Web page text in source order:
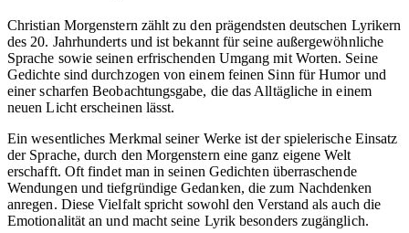
Christian Morgenstern zählt zu den prägendsten deutschen Lyrikern
des 20. Jahrhunderts und ist bekannt für seine außergewöhnliche
Sprache sowie seinen erfrischenden Umgang mit Worten. Seine
Gedichte sind durchzogen von einem feinen Sinn für Humor und
einer scharfen Beobachtungsgabe, die das Alltägliche in einem
neuen Licht erscheinen lässt.
Ein wesentliches Merkmal seiner Werke ist der spielerische Einsatz
der Sprache, durch den Morgenstern eine ganz eigene Welt
erschafft. Oft findet man in seinen Gedichten überraschende
Wendungen und tiefgründige Gedanken, die zum Nachdenken
anregen. Diese Vielfalt spricht sowohl den Verstand als auch die
Emotionalität an und macht seine Lyrik besonders zugänglich.